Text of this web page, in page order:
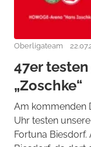
Oberligateam
47er
„Zoschke“
Am kommenden
Uhr testen
Fortuna